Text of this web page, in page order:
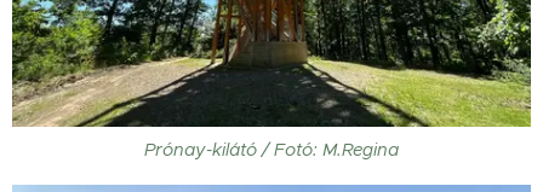
Prónay-kilátó / Fotó: M.Regina